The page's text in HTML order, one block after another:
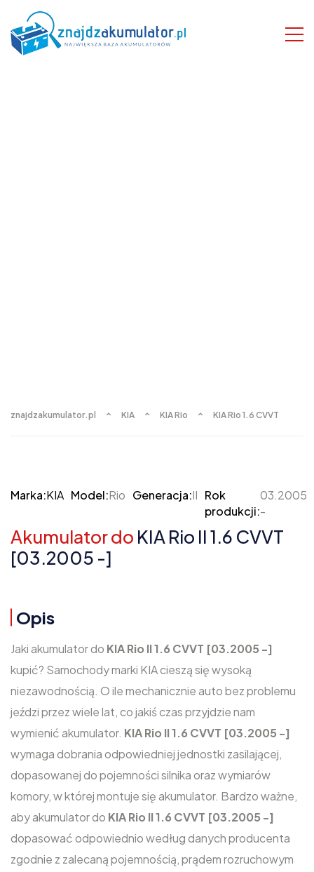
znajdzakumulator.pl KIA KIA Rio KIA Rio 1.6 CVVT
Marka:KIA Model:Rio Generacja:II Rok
produkcji:
03.2005
-
Akumulator do KIA Rio II 1.6 CVVT
[03.2005 -]
Opis
Jaki akumulator do KIA Rio II 1.6 CVVT [03.2005 -]
kupić? Samochody marki KIA cieszą się wysoką
niezawodnością. O ile mechanicznie auto bez problemu
jeździ przez wiele lat, co jakiś czas przyjdzie nam
wymienić akumulator. KIA Rio II 1.6 CVVT [03.2005 -]
wymaga dobrania odpowiedniej jednostki zasilającej,
dopasowanej do pojemności silnika oraz wymiarów
komory, w której montuje się akumulator. Bardzo ważne,
aby akumulator do KIA Rio II 1.6 CVVT [03.2005 -]
dopasować odpowiednio według danych producenta
zgodnie z zalecaną pojemnością, prądem rozruchowym